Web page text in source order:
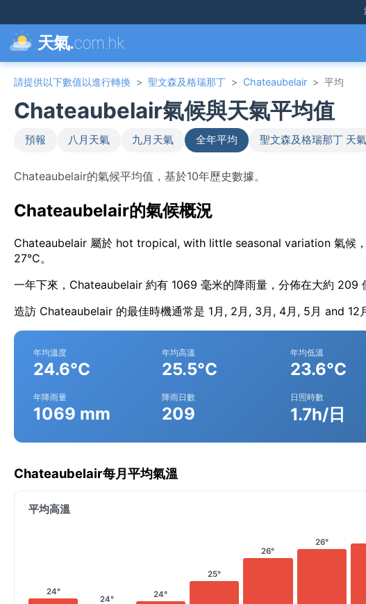
天氣.com.hk
請提供以下數值以進行轉換 > 聖文森及格瑞那丁 > Chateaubelair > 平均
Chateaubelair氣候與天氣平均值
預報 八月天氣 九月天氣 全年平均 聖文森及格瑞那丁 天氣
Chateaubelair的氣候平均值，基於10年歷史數據。
Chateaubelair的氣候概況
Chateaubelair 屬於 hot tropical, with little seasonal variation 氣候
27°C。
一年下來，Chateaubelair 約有 1069 毫米的降雨量，分佈在大約 209
造訪 Chateaubelair 的最佳時機通常是 1月, 2月, 3月, 4月, 5月 and 12
年均溫度
24.6°C
年均高溫
25.5°C
年均低溫
23.6°C
年降雨量
1069 mm
降雨日數
209
日照時數
1.7h/日
Chateaubelair每月平均氣溫
平均高溫
24°
24° 24°
25°
26°
26°